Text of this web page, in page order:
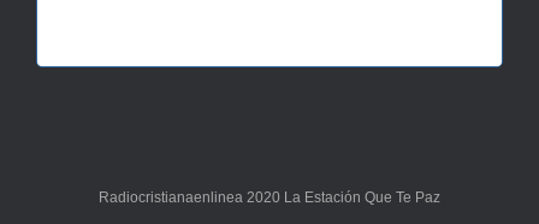
Radiocristianaenlinea 2020 La Estación Que Te Paz